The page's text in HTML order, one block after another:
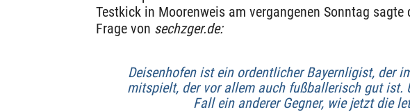
Testkick in Moorenweis am vergangenen Sonntag
Frage von sechzger.de:
Deisenhofen ist ein ordentlicher Bayernligist, der
mitspielt, der vor allem auch fußballerisch gut ist.
Fall ein anderer Gegner, wie jetzt die